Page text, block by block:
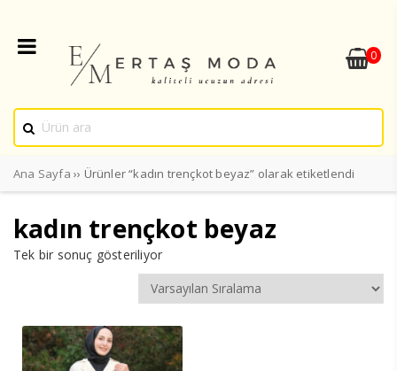
0
Ana Sayfa ›› Ürünler “kadın trençkot beyaz” olarak etiketlendi
kadın trençkot beyaz
Tek bir sonuç gösteriliyor